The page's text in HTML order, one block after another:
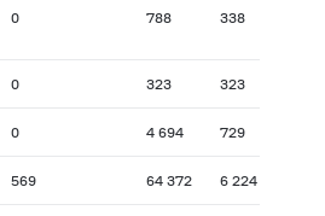
0 788 338
0 323 323
0 4 694 729
569 64 372 6 224